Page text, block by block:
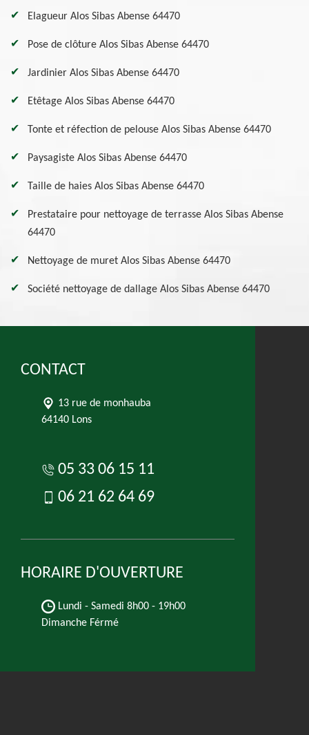
Elagueur Alos Sibas Abense 64470
Pose de clôture Alos Sibas Abense 64470
Jardinier Alos Sibas Abense 64470
Etêtage Alos Sibas Abense 64470
Tonte et réfection de pelouse Alos Sibas Abense 64470
Paysagiste Alos Sibas Abense 64470
Taille de haies Alos Sibas Abense 64470
Prestataire pour nettoyage de terrasse Alos Sibas Abense
64470
Nettoyage de muret Alos Sibas Abense 64470
Société nettoyage de dallage Alos Sibas Abense 64470
CONTACT
13 rue de monhauba
64140 Lons
05 33 06 15 11
06 21 62 64 69
HORAIRE D'OUVERTURE
Lundi - Samedi 8h00 - 19h00
Dimanche Férmé